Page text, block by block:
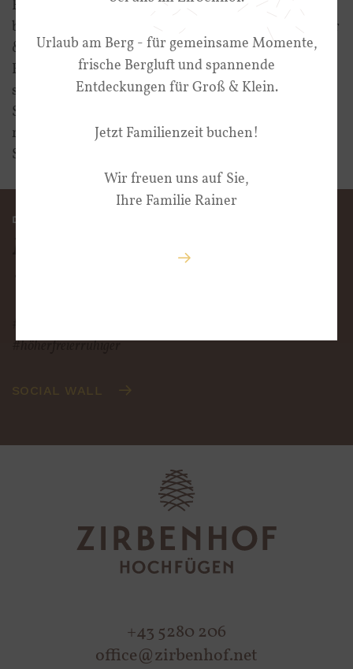
Urlaub am Berg - für gemeinsame Momente,
frische Bergluft und spannende
Entdeckungen für Groß & Klein.
Jetzt Familienzeit buchen!
Wir freuen uns auf Sie,
Ihre Familie Rainer
Ferienregion im Zillertal | Fügen-Kaltenbach,
becknaphoto, BerndRitschel, Andi Frank, Wörgötter
& friends, fe-riedberg, filmingpool, Zanella-Kux
Fotografie, TVB Innsbruck, architekten berger und
sunitsch ZT OG, Goergl Intense, Adobe
Stock Maksim Kostenko; pyrozenko13; komokvm;
mmphoto; izikmd; AlexMaster; mooshny; Thomas
Söllner, EVERST
DIE PURE ZIRBENHOF-VORFREUDE
und ruhiger
#höherfreierruhiger
SOCIAL WALL
+43 5280 206
office@zirbenhof.net